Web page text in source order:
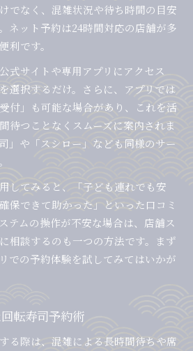
でなく、混雑状況や待ち時間の目安
ネット予約は24時間対応の店舗が多
利です。
式サイトや専用アプリにアクセス
選択するだけ。さらに、アプリでは
付」も可能な場合があり、これを活
待つことなくスムーズに案内されま
」や「スシロー」なども同様のサー
してみると、「子ども連れでも安
保できて助かった」といった口コミ
テムの操作が不安な場合は、店舗ス
相談するのも一つの方法です。まず
での予約体験を試してみてはいかが
転寿司予約術
る際は、混雑による長時間待ちや席